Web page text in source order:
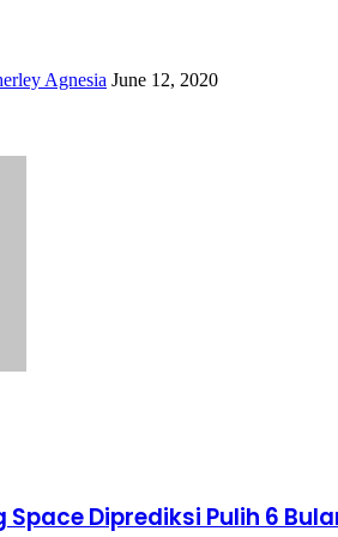
Agnesia June 12, 2020
Diprediksi Pulih 6